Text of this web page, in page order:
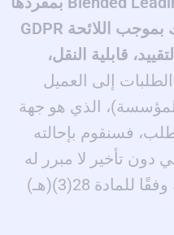
تلبية طلبات ممارسة حقوقك بموجب اللائحة GDPR
قابلية النقل،
إلى العميل
الذي هو جهة
فسنقوم بإحالته
دون تأخير لا مبرر له
وسنساعده في تلبية طلباتك وفقًا للمادة 28(3)(هـ)